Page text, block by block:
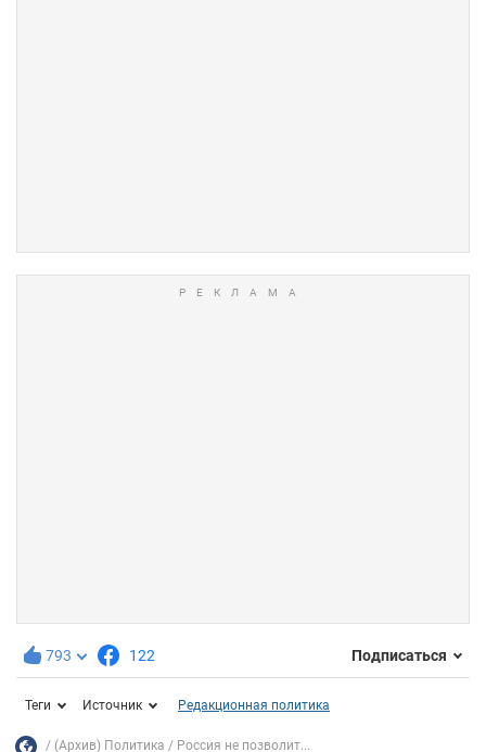
793 122 Подписаться
Теги Источник Редакционная политика
(Архив) Политика Россия не позволит...